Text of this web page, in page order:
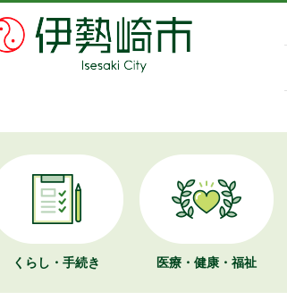
くらし・手続き 医療・健康・福祉